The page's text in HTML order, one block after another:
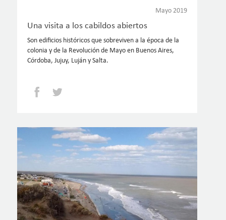
Mayo 2019
Una visita a los cabildos abiertos
Son edificios históricos que sobreviven a la época de la
colonia y de la Revolución de Mayo en Buenos Aires,
Córdoba, Jujuy, Luján y Salta.
Facebook